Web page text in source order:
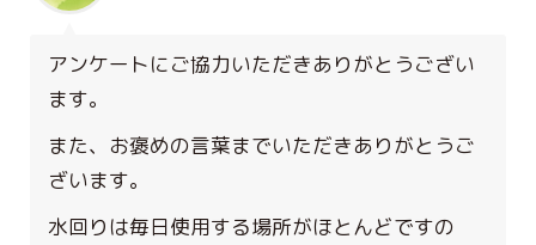
アンケートにご協力いただきありがとうござい
ます。
また、お褒めの言葉までいただきありがとうご
ざいます。
水回りは毎日使用する場所がほとんどですの